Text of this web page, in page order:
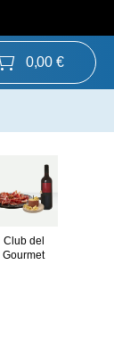
0,00 €
Club del
Gourmet